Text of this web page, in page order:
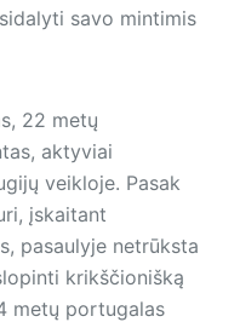
savo mintimis
22 metų
aktyviai
veikloje. Pasak
įskaitant
pasaulyje netrūksta
krikščionišką
metų portugalas